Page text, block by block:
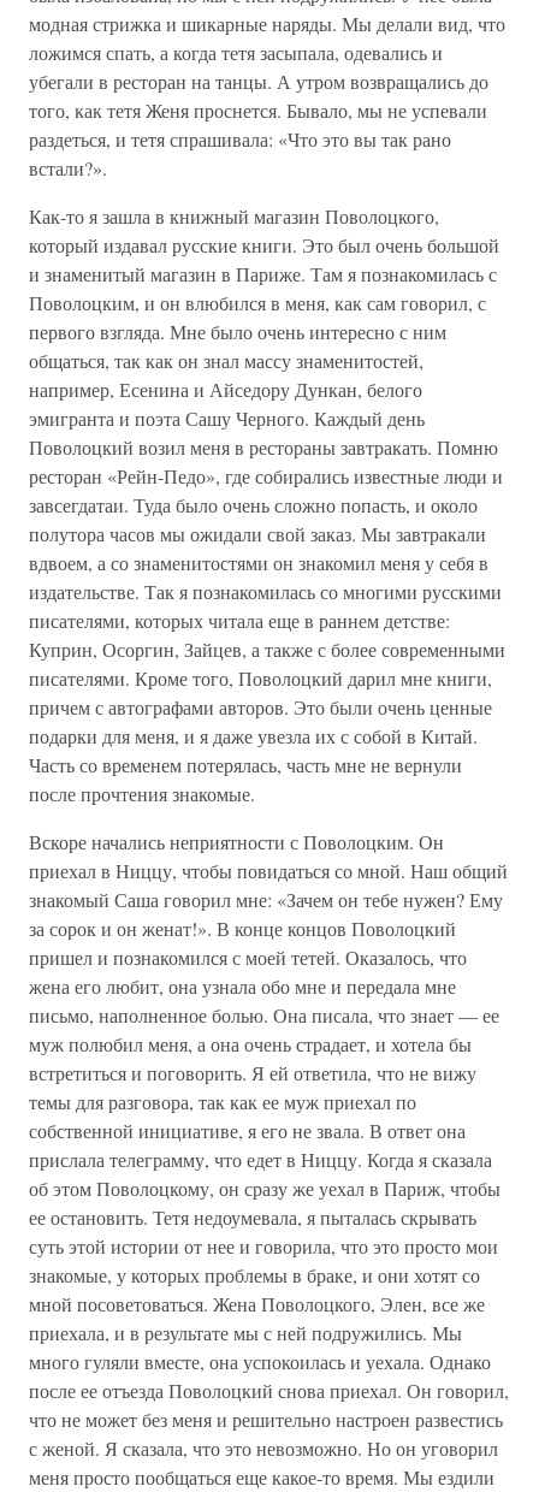
модная стрижка и шикарные наряды. Мы делали вид, что
ложимся спать, а когда тетя засыпала, одевались и
убегали в ресторан на танцы. А утром возвращались до
того, как тетя Женя проснется. Бывало, мы не успевали
раздеться, и тетя спрашивала: «Что это вы так рано
встали?».
Как-то я зашла в книжный магазин Поволоцкого,
который издавал русские книги. Это был очень большой
и знаменитый магазин в Париже. Там я познакомилась с
Поволоцким, и он влюбился в меня, как сам говорил, с
первого взгляда. Мне было очень интересно с ним
общаться, так как он знал массу знаменитостей,
например, Есенина и Айседору Дункан, белого
эмигранта и поэта Сашу Черного. Каждый день
Поволоцкий возил меня в рестораны завтракать. Помню
ресторан «Рейн-Педо», где собирались известные люди и
завсегдатаи. Туда было очень сложно попасть, и около
полутора часов мы ожидали свой заказ. Мы завтракали
вдвоем, а со знаменитостями он знакомил меня у себя в
издательстве. Так я познакомилась со многими русскими
писателями, которых читала еще в раннем детстве:
Куприн, Осоргин, Зайцев, а также с более современными
писателями. Кроме того, Поволоцкий дарил мне книги,
причем с автографами авторов. Это были очень ценные
подарки для меня, и я даже увезла их с собой в Китай.
Часть со временем потерялась, часть мне не вернули
после прочтения знакомые.
Вскоре начались неприятности с Поволоцким. Он
приехал в Ниццу, чтобы повидаться со мной. Наш общий
знакомый Саша говорил мне: «Зачем он тебе нужен? Ему
за сорок и он женат!». В конце концов Поволоцкий
пришел и познакомился с моей тетей. Оказалось, что
жена его любит, она узнала обо мне и передала мне
письмо, наполненное болью. Она писала, что знает — ее
муж полюбил меня, а она очень страдает, и хотела бы
встретиться и поговорить. Я ей ответила, что не вижу
темы для разговора, так как ее муж приехал по
собственной инициативе, я его не звала. В ответ она
прислала телеграмму, что едет в Ниццу. Когда я сказала
об этом Поволоцкому, он сразу же уехал в Париж, чтобы
ее остановить. Тетя недоумевала, я пыталась скрывать
суть этой истории от нее и говорила, что это просто мои
знакомые, у которых проблемы в браке, и они хотят со
мной посоветоваться. Жена Поволоцкого, Элен, все же
приехала, и в результате мы с ней подружились. Мы
много гуляли вместе, она успокоилась и уехала. Однако
после ее отъезда Поволоцкий снова приехал. Он говорил,
что не может без меня и решительно настроен развестись
с женой. Я сказала, что это невозможно. Но он уговорил
меня просто пообщаться еще какое-то время. Мы ездили